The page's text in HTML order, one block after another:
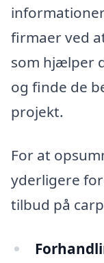
firmaer ved
som hjælper
og finde de
projekt.
For at
yderligere
tilbud på